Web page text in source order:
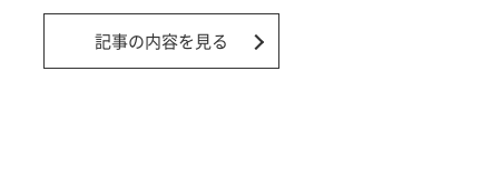
記事の内容を見る